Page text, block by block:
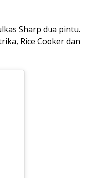
Sharp dua pintu.
Rice Cooker dan